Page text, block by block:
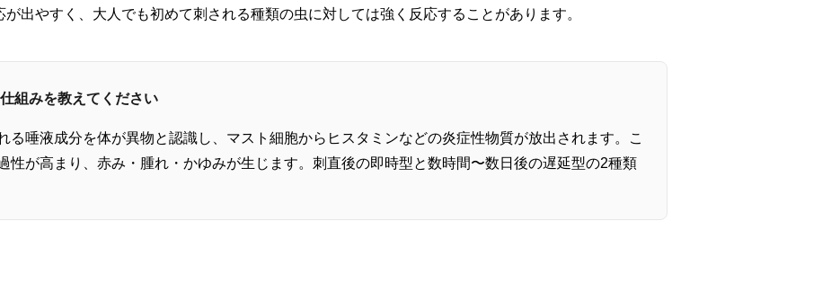
出やすく、大人でも初めて刺される種類の虫に対しては強く反応することがあります。
組みを教えてください
る唾液成分を体が異物と認識し、マスト細胞からヒスタミンなどの炎症性物質が放出されます。こ
性が高まり、赤み・腫れ・かゆみが生じます。刺直後の即時型と数時間〜数日後の遅延型の2種類